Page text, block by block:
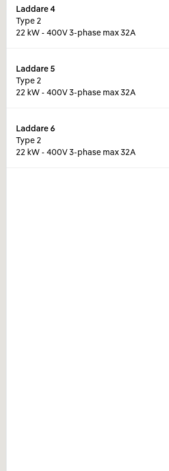
Laddare4
Type 2
22 kW - 400V 3-phase max 32A
Laddare5
Type 2
22 kW - 400V 3-phase max 32A
Laddare6
Type 2
22 kW - 400V 3-phase max 32A